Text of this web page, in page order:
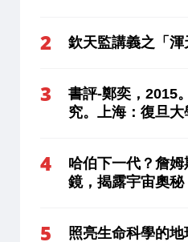
欽天監講義之「渾
書評-鄭奕，2015
究。上海：復旦大
哈伯下一代？詹
鏡，揭露宇宙奧秘
照亮生命科學的